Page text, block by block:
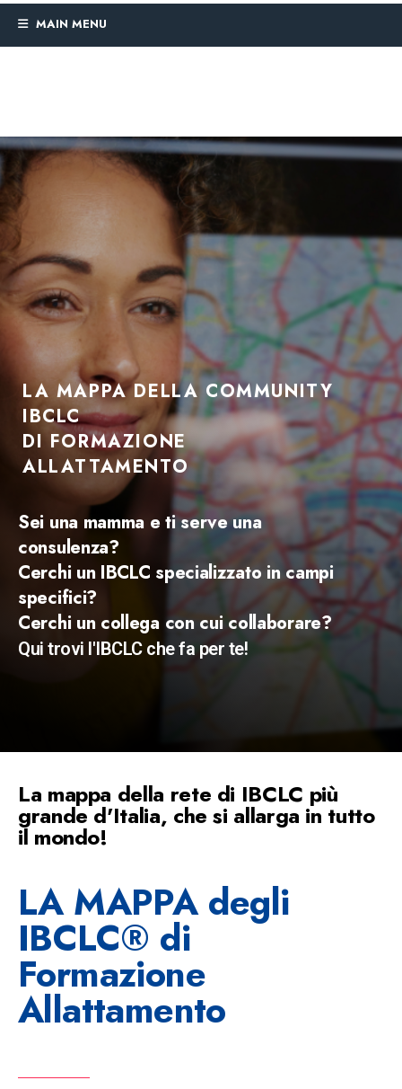
MAIN MENU
LA MAPPA DELLA COMMUNITY
IBCLC
DI FORMAZIONE
ALLATTAMENTO
Sei una mamma e ti serve una
consulenza?
Cerchi un IBCLC specializzato in campi
specifici?
Cerchi un collega con cui collaborare?
Qui trovi l'IBCLC che fa per te!
La mappa della rete di IBCLC più
grande d'Italia, che si allarga in tutto
il mondo!
LA MAPPA degli
IBCLC® di
Formazione
Allattamento